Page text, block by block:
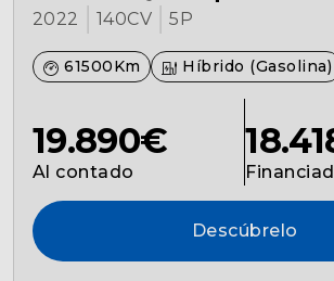
2022 140CV 5P
61500Km Híbrido (Gasolina)
19.890€
Al contado
Descúbrelo